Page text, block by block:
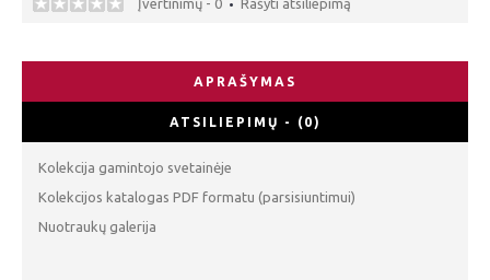
Įvertinimų - 0 • Rašyti atsiliepimą
APRAŠYMAS
ATSILIEPIMŲ - (0)
Kolekcija gamintojo svetainėje
Kolekcijos katalogas PDF formatu (parsisiuntimui)
Nuotraukų galerija